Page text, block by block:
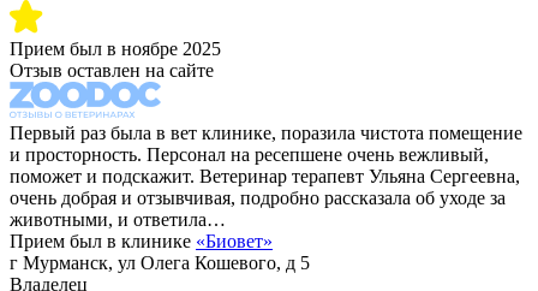
Прием был в ноябре 2025
Отзыв оставлен на сайте
Первый раз была в вет клинике, поразила чистота помещение
и просторность. Персонал на ресепшене очень вежливый,
поможет и подскажит. Ветеринар терапевт Ульяна Сергеевна,
очень добрая и отзывчивая, подробно рассказала об уходе за
животными, и ответила…
Прием был в клинике «Биовет»
г Мурманск, ул Олега Кошевого, д 5
Владелец